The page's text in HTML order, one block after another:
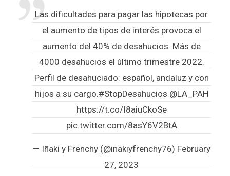
Las dificultades para pagar las hipotecas por
el aumento de tipos de interés provoca el
aumento del 40% de desahucios. Más de
4000 desahucios el último trimestre 2022.
Perfil de desahuciado: español, andaluz y con
hijos a su cargo.#StopDesahucios @LA_PAH
https://t.co/I8aiuCkoSe
pic.twitter.com/8asY6V2BtA
— Iñaki y Frenchy (@inakiyfrenchy76)February
27, 2023